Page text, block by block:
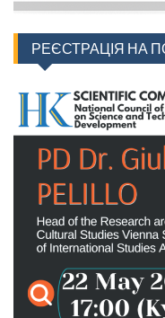
РЕЄСТРАЦІЯ НА